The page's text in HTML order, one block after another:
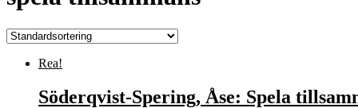
Rea!
Söderqvist-Spering, Åse: Spela